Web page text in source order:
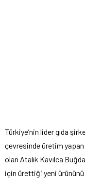
Türkiye’nin lider gıda
çevresinde üretim yapan
olan Atalık Kavılca
için ürettiği yeni ürününü